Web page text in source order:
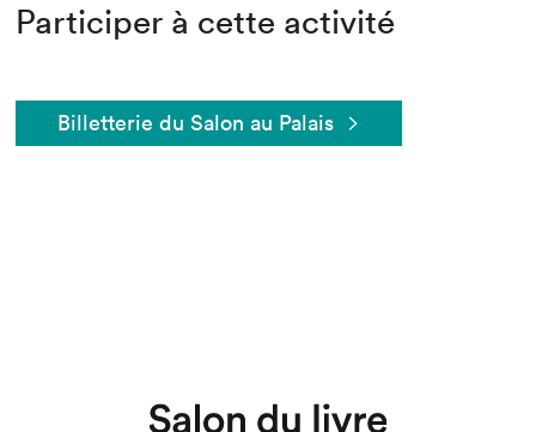
Participer à cette activité
Billetterie du Salon au Palais